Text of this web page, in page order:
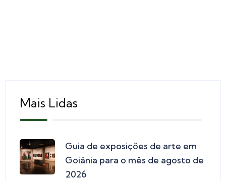
Mais Lidas
Guia de exposições de arte em
Goiânia para o mês de agosto de
2026